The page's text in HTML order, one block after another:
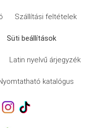
Szállítási feltételek
Süti beállítások
Latin nyelvű árjegyzék
katalógus